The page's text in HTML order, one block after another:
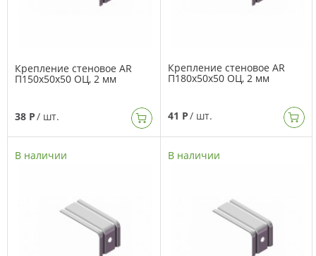
Крепление стеновое AR
П150х50х50 ОЦ, 2 мм
38 Р/ шт.
Крепление стеновое AR
П180х50х50 ОЦ, 2 мм
41 Р/ шт.
В наличии В наличии